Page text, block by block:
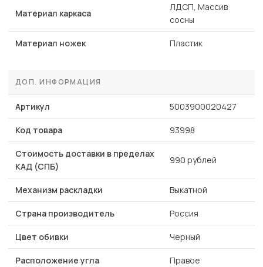
Материал каркаса
ЛДСП, Массив
сосны
Материал ножек Пластик
ДОП. ИНФОРМАЦИЯ
Артикул 5003900020427
Код товара 93998
Стоимость доставки в пределах
КАД (СПБ)
990 рублей
Механизм раскладки Выкатной
Страна производитель Россия
Цвет обивки Черный
Расположение угла Правое